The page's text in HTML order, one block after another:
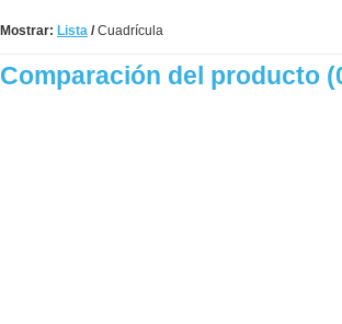
Mostrar: Lista /Cuadrícula
Comparación del producto